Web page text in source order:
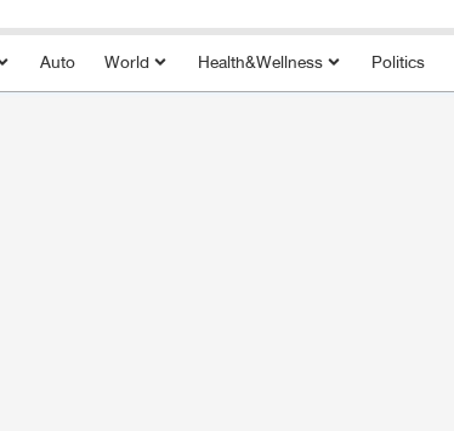
Auto World Health&Wellness Politics